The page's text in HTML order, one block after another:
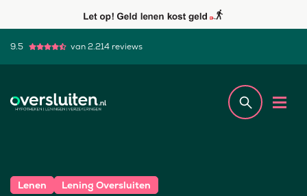
9.5 van 2.214 reviews
Lenen Lening Oversluiten